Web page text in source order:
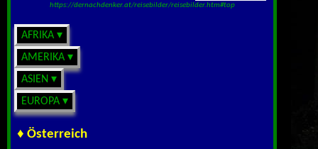
https://dernachdenker.at/reisebilder/reisebilder.htm#top
AFRIKA ▾
AMERIKA ▾
ASIEN ▾
EUROPA ▾
♦ Österreich